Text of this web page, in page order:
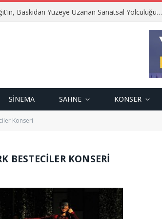
Baskıdan Yüzeye Uzanan Sanatsal Yolculuğu…
SINEMA SAHNE KONSER
Konseri
BESTECILER KONSERI